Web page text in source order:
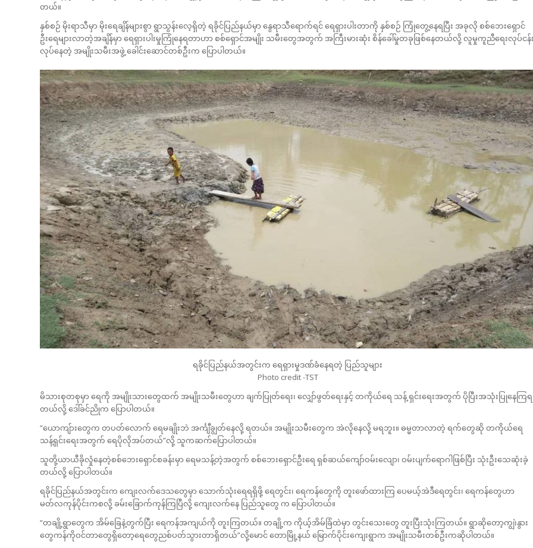
တယ်။
နှစ်စဉ် မိုးရာသီမှာ မိုးရေချိန်များစွာ ရွာသွန်းလေ့ရှိတဲ့ ရခိုင်ပြည်နယ်မှာ နွေရာသီရောက်ရင် ရေရှားပါးတာကို နှစ်စဉ် ကြုံတွေ့နေရပြီး အခုလို စစ်ဘေးရှောင်
ဦးရေများလာတဲ့အချိန်မှာ ရေရှားပါးမှုကြုံနေရတာဟာ စစ်ရှောင်အမျိုး သမီးတွေအတွက် အကြီးမားဆုံး စိန်ခေါ်မှုတခုဖြစ်နေတယ်လို့ လူမှုကူညီရေးလုပ်ငန်
လုပ်နေတဲ့ အမျိုးသမီးအဖွဲ့ ခေါင်းဆောင်တစ်ဦးက ပြောပါတယ်။
ရခိုင်ပြည်နယ်အတွင်းက ရေရှားမှုဒဏ်ခံနေရတဲ့ ပြည်သူများ
Photo credit -TST
မိသားစုတစုမှာ ရေကို အမျိုးသားတွေထက် အမျိုးသမီးတွေဟာ ချက်ပြုတ်ရေး၊ လျှော်ဖွတ်ရေးနှင့် တကိုယ်ရေ သန့် ရှင်းရေးအတွက် ပိုပြီးအသုံးပြုနေကြရ
တယ်လို့ ဒေါ်ခင်ညိုက ပြောပါတယ်။
“ယောကျ်ားတွေက တပတ်လောက် ရေမချိုးဘဲ အင်္ကျီချွတ်နေလို့ ရတယ်။ အမျိုးသမီးတွေက အဲလိုနေလို့ မရဘူး။ ဓမ္မတာလာတဲ့ ရက်တွေဆို တကိုယ်ရေ
သန့်ရှင်းရေးအတွက် ရေပိုလိုအပ်တယ်”လို့ သူကဆက်ပြောပါတယ်။
သူတို့ယာယီခိုလှုံနေတဲ့စစ်ဘေးရှောင်စခန်းမှာ ရေမသန့်တဲ့အတွက် စစ်ဘေးရှောင်ဦးရေ ရှစ်ဆယ်ကျော်ဝမ်းလျော၊ ဝမ်းပျက်ရောဂါဖြစ်ပြီး သုံးဦးသေဆုံးခဲ့
တယ်လို့ ပြောပါတယ်။
ရခိုင်ပြည်နယ်အတွင်းက ကျေးလက်ဒေသတွေမှာ သောက်သုံးရေရရှိဖို့ ရေတွင်း၊ ရေကန်တွေကို တူးဖော်ထားကြ ပေမယ့်အဲဒီရေတွင်း၊ ရေကန်တွေဟာ
မတ်လကုန်ပိုင်းကစလို့ ခမ်းခြောက်ကုန်ကြပြီလို့ ကျေးလက်နေ ပြည်သူတွေ က ပြောပါတယ်။
“တချို့ရွာတွေက အိမ်ခြေနဲ့တွက်ပြီး ရေကန်အကျယ်ကို တူးကြတယ်။ တချို့က ကိုယ့်အိမ်ခြံထဲမှာ တွင်းသေးတွေ တူးပြီးသုံးကြတယ်။ ရွာဆိုတော့ကျွဲ၊နွား
တွေကန်ကိုဝင်တာတွေရှိတော့ရေတွေညစ်ပတ်သွားတာရှိတယ်”လို့မောင် တောမြို့နယ် မြောက်ပိုင်းကျေးရွာက အမျိုးသမီးတစ်ဦးကဆိုပါတယ်။